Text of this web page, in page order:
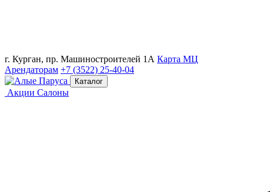
г. Курган, пр. Машиностроителей 1А Карта МЦ
Арендаторам +7 (3522) 25-40-04
Каталог
Акции Салоны